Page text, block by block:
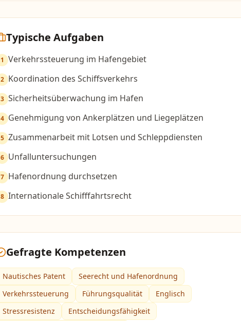
Typische Aufgaben
1 Verkehrssteuerung im Hafengebiet
2 Koordination des Schiffsverkehrs
3 Sicherheitsüberwachung im Hafen
4 Genehmigung von Ankerplätzen und Liegeplätzen
5 Zusammenarbeit mit Lotsen und Schleppdiensten
6 Unfalluntersuchungen
7 Hafenordnung durchsetzen
8 Internationale Schifffahrtsrecht
Gefragte Kompetenzen
Nautisches Patent
Seerecht und Hafenordnung
Verkehrssteuerung
Führungsqualität
Englisch
Stressresistenz
Entscheidungsfähigkeit